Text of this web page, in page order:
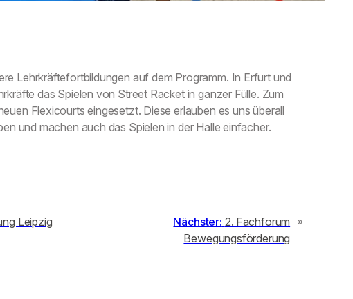
Lehrkräftefortbildungen auf dem Programm. In Erfurt und
das Spielen von Street Racket in ganzer Fülle. Zum
Flexicourts eingesetzt. Diese erlauben es uns überall
und machen auch das Spielen in der Halle einfacher.
Leipzig Nächster: 2.⁠ ⁠Fachforum
Bewegungsförderung
»